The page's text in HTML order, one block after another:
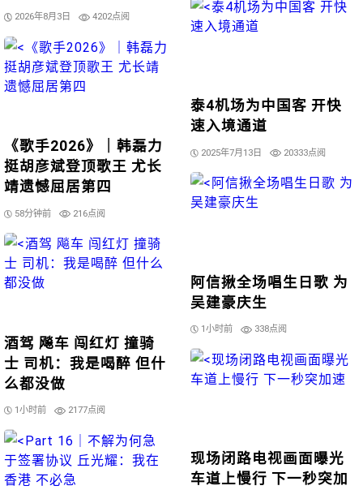
2026年8月3日 4202点阅
泰4机场为中国客 开快
速入境通道
2025年7月13日 20333点阅
《歌手2026》｜韩磊力
挺胡彦斌登顶歌王 尤长
靖遗憾屈居第四
58分钟前 216点阅
阿信揪全场唱生日歌 为
吴建豪庆生
1小时前 338点阅
酒驾 飚车 闯红灯 撞骑
士 司机：我是喝醉 但什
么都没做
1小时前 2177点阅
现场闭路电视画面曝光
车道上慢行 下一秒突加